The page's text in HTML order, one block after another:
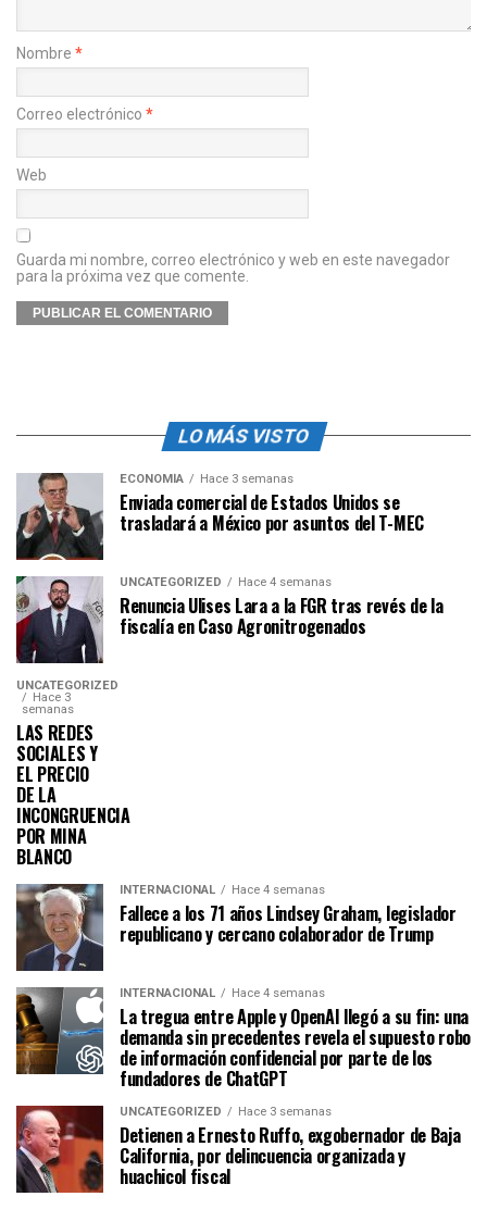
Nombre *
Correo electrónico *
Web
Guarda mi nombre, correo electrónico y web en este navegador
para la próxima vez que comente.
LO MÁS VISTO
ECONOMÍA Hace 3 semanas
Enviada comercial de Estados Unidos se
trasladará a México por asuntos del T-MEC
UNCATEGORIZED Hace 4 semanas
Renuncia Ulises Lara a la FGR tras revés de la
fiscalía en Caso Agronitrogenados
UNCATEGORIZED
Hace 3
semanas
LAS REDES
SOCIALES Y
EL PRECIO
DE LA
INCONGRUENCIA
POR MINA
BLANCO
INTERNACIONAL Hace 4 semanas
Fallece a los 71 años Lindsey Graham, legislador
republicano y cercano colaborador de Trump
INTERNACIONAL Hace 4 semanas
La tregua entre Apple y OpenAI llegó a su fin: una
demanda sin precedentes revela el supuesto robo
de información confidencial por parte de los
fundadores de ChatGPT
UNCATEGORIZED Hace 3 semanas
Detienen a Ernesto Ruffo, exgobernador de Baja
California, por delincuencia organizada y
huachicol fiscal